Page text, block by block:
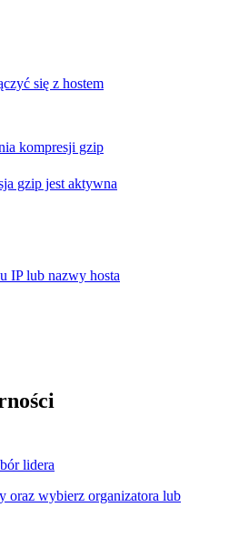
się z hostem
kompresji gzip
gzip jest aktywna
IP lub nazwy hosta
lidera
oraz wybierz organizatora lub